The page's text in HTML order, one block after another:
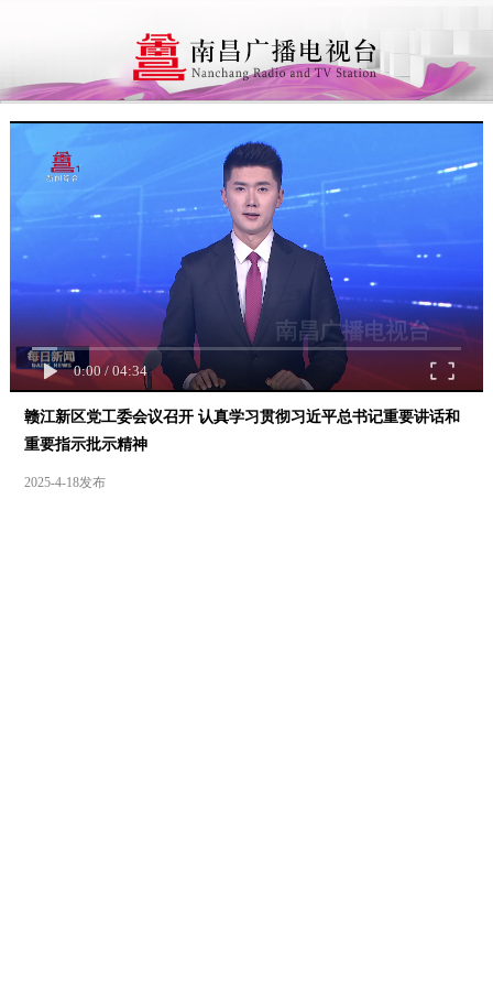
0:00/ 04:34
赣江新区党工委会议召开 认真学习贯彻习近平总书记重要讲话和
重要指示批示精神
2025-4-18发布